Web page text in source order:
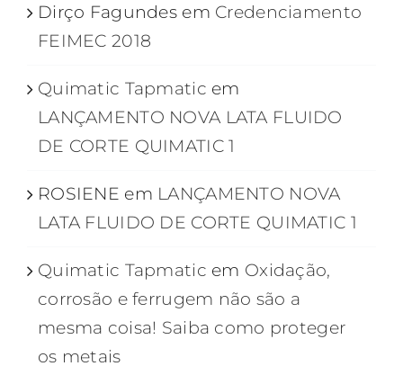
Dirço Fagundes em Credenciamento
FEIMEC 2018
Quimatic Tapmatic em
LANÇAMENTO NOVA LATA FLUIDO
DE CORTE QUIMATIC 1
ROSIENE em LANÇAMENTO NOVA
LATA FLUIDO DE CORTE QUIMATIC 1
Quimatic Tapmatic em Oxidação,
corrosão e ferrugem não são a
mesma coisa! Saiba como proteger
os metais